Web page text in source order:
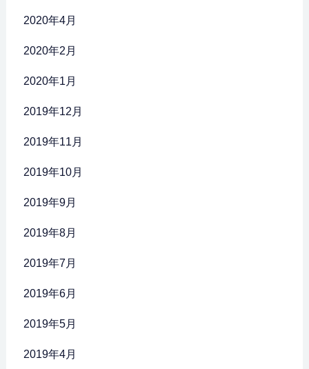
2020年4月
2020年2月
2020年1月
2019年12月
2019年11月
2019年10月
2019年9月
2019年8月
2019年7月
2019年6月
2019年5月
2019年4月